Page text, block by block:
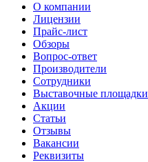
О компании
Лицензии
Прайс-лист
Обзоры
Вопрос-ответ
Производители
Сотрудники
Выставочные площадки
Акции
Статьи
Отзывы
Вакансии
Реквизиты